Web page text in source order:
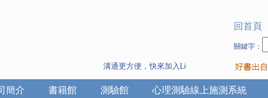
溝通更方便，快來加入Line 與 Wechat ~
回首頁
關鍵字：
心理測驗線上施測系統
測驗館
書籍館
簡介